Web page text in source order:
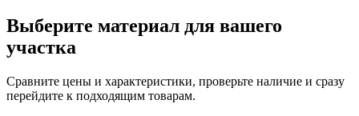
Выберите материал для вашего
участка
Сравните цены и характеристики, проверьте наличие и сразу
перейдите к подходящим товарам.